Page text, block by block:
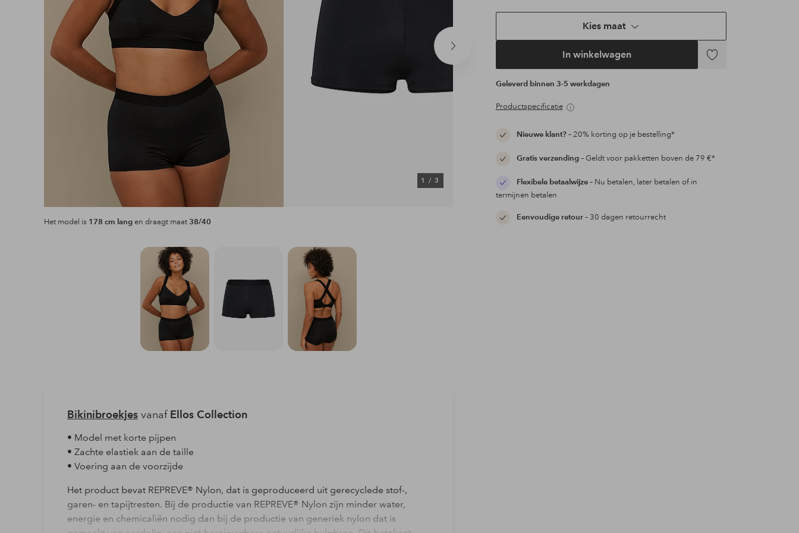
Volgend
product
1/ 3
Het model is 178 cm langen draagt maat38/40
Kies maat
In winkelwagen
Toevoegen
Geleverd binnen 3-5 werkdagen
Productspecificatie
Nieuwe klant?– 20% korting op je bestelling*
Gratis verzending– Geldt voor pakketten boven de 79 €*
Flexibele betaalwijze– Nu betalen, later betalen of in
termijnen betalen
Eenvoudige retour– 30 dagen retourrecht
Bikinibroekjesvanaf Ellos Collection
• Model met korte pijpen
• Zachte elastiek aan de taille
• Voering aan de voorzijde
Het product bevat REPREVE® Nylon, dat is geproduceerd uit gerecyclede stof-,
garen- en tapijtresten. Bij de productie van REPREVE® Nylon zijn minder water,
energie en chemicaliën nodig dan bij de productie van generiek nylon dat is